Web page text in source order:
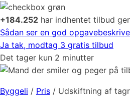
+184.252 har indhentet tilbud
Sådan ser en god
Ja tak, modtag 3 gratis tilbud
Det tager kun 2 minutter
Byggeli / Pris / Udskiftning af